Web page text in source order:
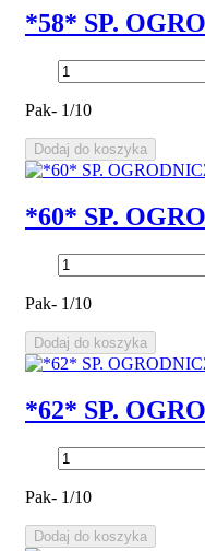
*58* SP.
Pak- 1/10
Dodaj do koszyka
*60* SP.
Pak- 1/10
Dodaj do koszyka
*62* SP.
Pak- 1/10
Dodaj do koszyka